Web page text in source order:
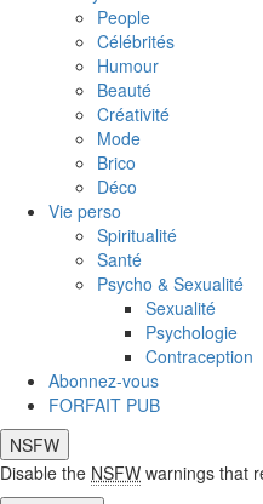
People
Célébrités
Humour
Beauté
Créativité
Mode
Brico
Déco
Vie perso
Spiritualité
Santé
Psycho & Sexualité
Sexualité
Psychologie
Contraception
Abonnez-vous
FORFAIT PUB
NSFW
Disable the NSFW warnings that